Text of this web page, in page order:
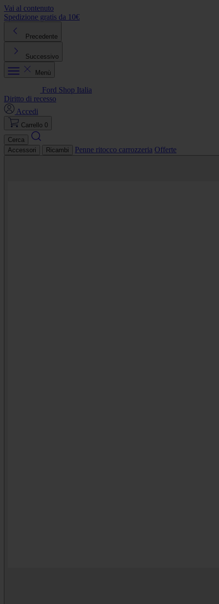
Vai al contenuto
Spedizione gratis da 10€
Precedente
Successivo
Menù
Ford Shop Italia
Diritto di recesso
Accedi
Carrello 0
Cerca
Accessori
Ricambi Penne ritocco carrozzeria Offerte